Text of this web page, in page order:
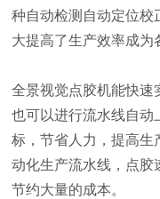
种自动检测自动定位校
大提高了生产效率成为
全景视觉点胶机能快速
也可以进行流水线自动
标，节省人力，提高生
动化生产流水线，点胶
节约大量的成本。